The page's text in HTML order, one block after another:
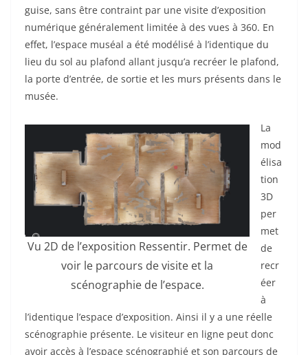
guise, sans être contraint par une visite d’exposition
numérique généralement limitée à des vues à 360. En
effet, l’espace muséal a été modélisé à l’identique du
lieu du sol au plafond allant jusqu’a recréer le plafond,
la porte d’entrée, de sortie et les murs présents dans le
musée.
Vu 2D de l’exposition Ressentir. Permet de
voir le parcours de visite et la
scénographie de l’espace.
La
mod
élisa
tion
3D
per
met
de
recr
éer
à
l’identique l’espace d’exposition. Ainsi il y a une réelle
scénographie présente. Le visiteur en ligne peut donc
avoir accès à l’espace scénographié et son parcours de